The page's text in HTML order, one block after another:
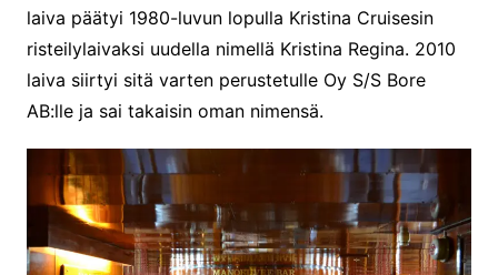
laiva päätyi 1980-luvun lopulla Kristina Cruisesin
risteilylaivaksi uudella nimellä Kristina Regina. 2010
laiva siirtyi sitä varten perustetulle Oy S/S Bore
AB:lle ja sai takaisin oman nimensä.